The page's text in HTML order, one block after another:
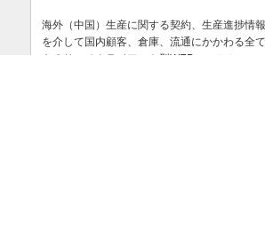
海外（中国）生産に関する契約、生産進捗情
を介して国内顧客、倉庫、流通にかかわる全
きるリッチクライアント型WEBシステム。 ユ